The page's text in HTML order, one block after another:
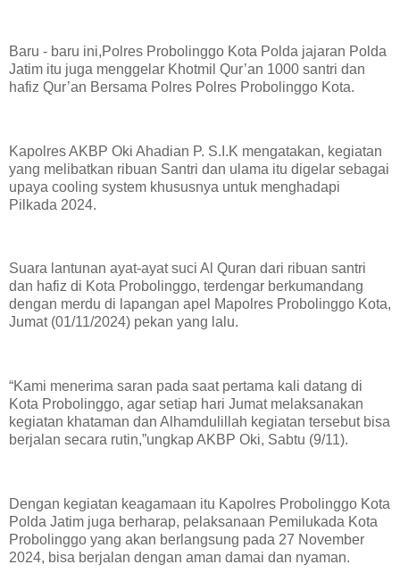
Baru - baru ini,Polres Probolinggo Kota Polda jajaran Polda
Jatim itu juga menggelar Khotmil Qur’an 1000 santri dan
hafiz Qur’an Bersama Polres Polres Probolinggo Kota.
Kapolres AKBP Oki Ahadian P. S.I.K mengatakan, kegiatan
yang melibatkan ribuan Santri dan ulama itu digelar sebagai
upaya cooling system khususnya untuk menghadapi
Pilkada 2024.
Suara lantunan ayat-ayat suci Al Quran dari ribuan santri
dan hafiz di Kota Probolinggo, terdengar berkumandang
dengan merdu di lapangan apel Mapolres Probolinggo Kota,
Jumat (01/11/2024) pekan yang lalu.
“Kami menerima saran pada saat pertama kali datang di
Kota Probolinggo, agar setiap hari Jumat melaksanakan
kegiatan khataman dan Alhamdulillah kegiatan tersebut bisa
berjalan secara rutin,”ungkap AKBP Oki, Sabtu (9/11).
Dengan kegiatan keagamaan itu Kapolres Probolinggo Kota
Polda Jatim juga berharap, pelaksanaan Pemilukada Kota
Probolinggo yang akan berlangsung pada 27 November
2024, bisa berjalan dengan aman damai dan nyaman.